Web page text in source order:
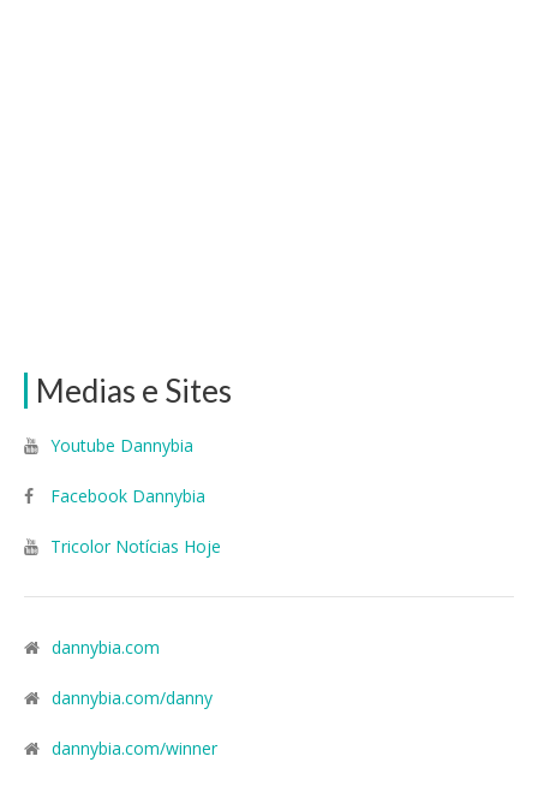
Medias e Sites
Youtube Dannybia
Facebook Dannybia
Tricolor Notícias Hoje
dannybia.com
dannybia.com/danny
dannybia.com/winner